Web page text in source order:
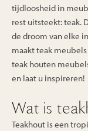
tijdloosheid in
rest uitsteekt: teak.
de droom van elke
maakt teak meubels
teak houten
en laat u inspireren!
Wat is
Teakhout is een